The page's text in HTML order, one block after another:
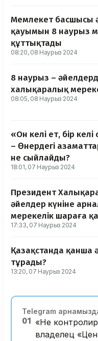
Мемлекет басшысы
қауымын 8 наурыз
құттықтады
08:20, 08 Наурыз 2024
8 наурыз –
халықаралық
08:05, 08 Наурыз 2024
«Он келі ет, бір
– Өнердегі
не сыйлайды?
18:01, 07 Наурыз 2024
Президент
әйелдер күніне
мерекелік шараға
17:33, 07 Наурыз 2024
Қазақстанда қанша
тұрады?
13:20, 07 Наурыз 2024
Telegram
01 «Не
владелец